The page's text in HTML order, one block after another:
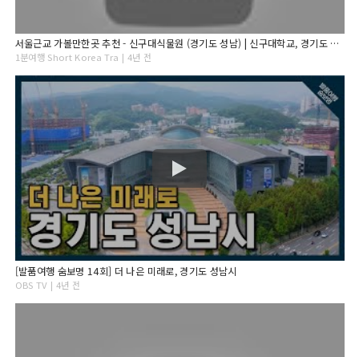
서울근교 가볼만한곳 추천 - 신구대식물원 (경기도 성남) | 신구대학교, 경기도 여행, 수목원, 꽃 구경, 수국, 1분여행
1분여행 Short Korea Tra | 4년 전
[발품여행 숨보명 14회] 더 나은 미래로, 경기도 성남시
OBS TV | 4년 전